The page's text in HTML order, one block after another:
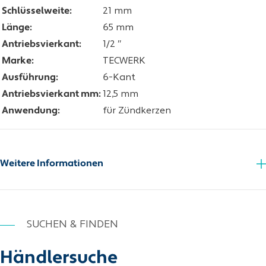
Schlüsselweite:
21 mm
Länge:
65 mm
Antriebsvierkant:
1/2 ″
Marke:
TECWERK
Ausführung:
6-Kant
Antriebsvierkant mm:
12,5 mm
Anwendung:
für Zündkerzen
Weitere Informationen
SUCHEN & FINDEN
Händlersuche